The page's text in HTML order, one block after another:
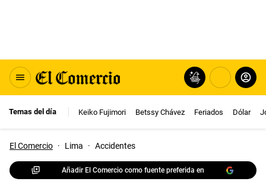
Temas del día Keiko Fujimori Betssy Chávez Feriados Dólar
El Comercio · Lima · Accidentes
Añadir El Comercio como fuente preferida en